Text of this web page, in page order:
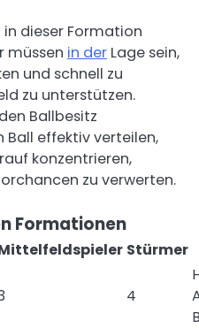
in dieser Formation
müssen in der Lage sein,
und schnell zu
zu unterstützen.
Ballbesitz
effektiv verteilen,
konzentrieren,
zu verwerten.
Formationen
Stürmer
4